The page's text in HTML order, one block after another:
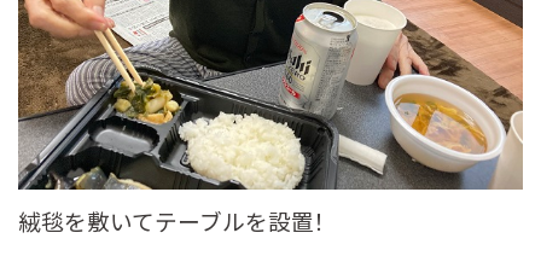
絨毯を敷いてテーブルを設置！